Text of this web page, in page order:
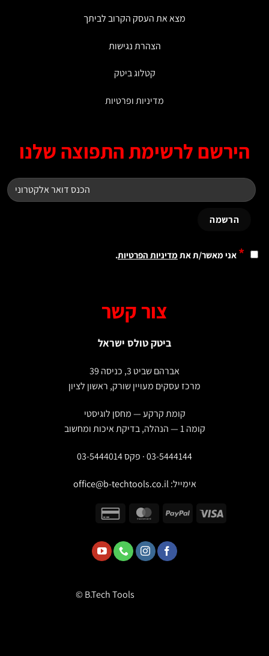
מצא את העסק הקרוב לביתך
הצהרת נגישות
קטלוג ביטק
מדיניות ופרטיות
לרשימת התפוצה שלנו
אני מאשר/ת אתמדיניות הפרטיות.
צור קשר
ביטק טולס ישראל
אברהם שביט 3, כניסה 39
מרכז עסקים מעויין שורק, ראשון לציון
קומת קרקע — מחסן לוגיסטי
03-5444144 · פקס 03-5444014
אימייל:office@b-techtools.co.il
© B.Tech Tools